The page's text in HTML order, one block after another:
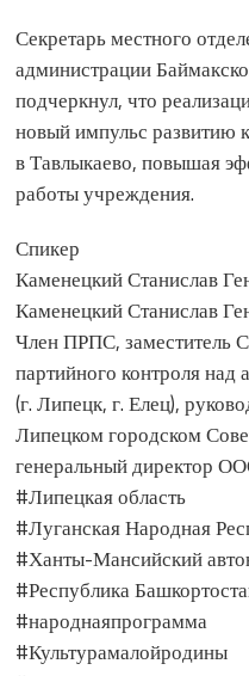
Секретарь местного
администрации
подчеркнул, что
новый импульс развитию
в Тавлыкаево, повышая
работы учреждения.
Спикер
Каменецкий Станислав
Каменецкий Станислав
Член ПРПС, заместитель
партийного контроля
(г. Липецк, г. Елец),
Липецком городском
генеральный директор
#Липецкая область
#Луганская Народная
#Ханты-Мансийский
#Республика
#народнаяпрограмма
#Культурамалойродины